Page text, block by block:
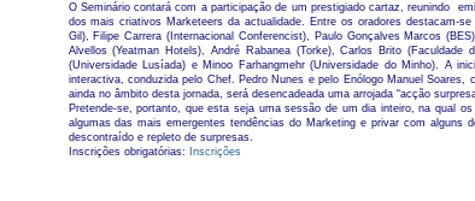
O Seminário contará com a participação de um prestigiado cartaz, reunindo
dos mais criativos Marketeers da actualidade. Entre os oradores destacam-
Gil), Filipe Carrera (Internacional Conferencist), Paulo Gonçalves Marcos
Alvellos (Yeatman Hotels), André Rabanea (Torke), Carlos Brito (Faculdade
(Universidade Lusíada) e Minoo Farhangmehr (Universidade do Minho). A
interactiva, conduzida pelo Chef. Pedro Nunes e pelo Enólogo Manuel Soares,
ainda no âmbito desta jornada, será desencadeada uma arrojada “acção
Pretende-se, portanto, que esta seja uma sessão de um dia inteiro, na qual
algumas das mais emergentes tendências do Marketing e privar com alguns
descontraído e repleto de surpresas.
Inscrições obrigatórias:
Inscrições